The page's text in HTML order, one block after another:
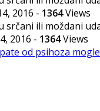
2016 - 1364Views
2016 - 1364Views
od psihoza